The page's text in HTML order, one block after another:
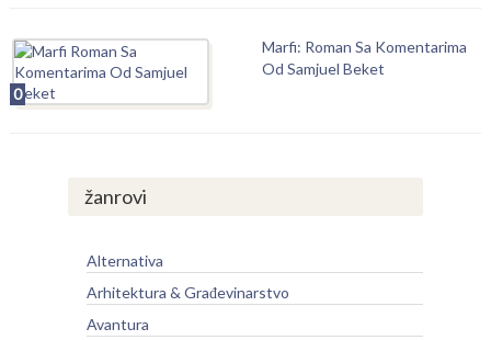
0
Marfi: Roman Sa Komentarima
Od Samjuel Beket
žanrovi
Alternativa
Arhitektura & Građevinarstvo
Avantura